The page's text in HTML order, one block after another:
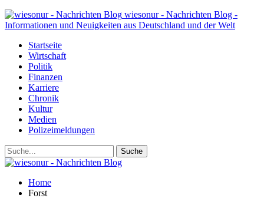
wiesonur - Nachrichten Blog -
Informationen und Neuigkeiten aus Deutschland und der Welt
Startseite
Wirtschaft
Politik
Finanzen
Karriere
Chronik
Kultur
Medien
Polizeimeldungen
Home
Forst